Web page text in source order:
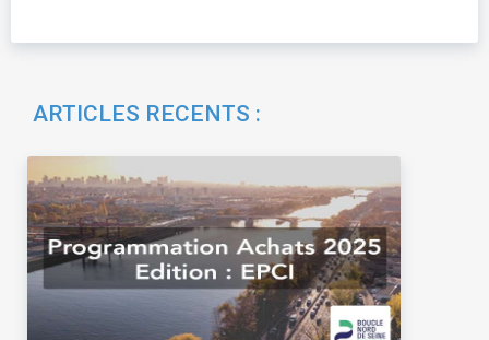
ARTICLES RECENTS :